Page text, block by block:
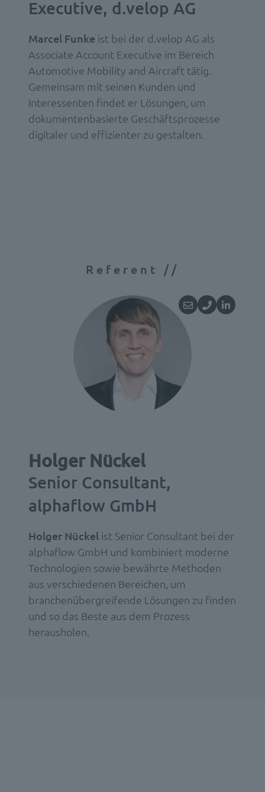
Executive, d.velop AG
Marcel Funke ist bei der d.velop AG als
Associate Account Executive im Bereich
Automotive Mobility and Aircraft tätig.
Gemeinsam mit seinen Kunden und
Interessenten findet er Lösungen, um
dokumentenbasierte Geschäftsprozesse
digitaler und effizienter zu gestalten.
Referent //
Holger Nückel
Senior Consultant,
alphaflow GmbH
Holger Nückel ist Senior Consultant bei der
alphaflow GmbH und kombiniert moderne
Technologien sowie bewährte Methoden
aus verschiedenen Bereichen, um
branchenübergreifende Lösungen zu finden
und so das Beste aus dem Prozess
herausholen.